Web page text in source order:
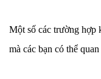
Một số các trường hợp
mà các bạn có thể